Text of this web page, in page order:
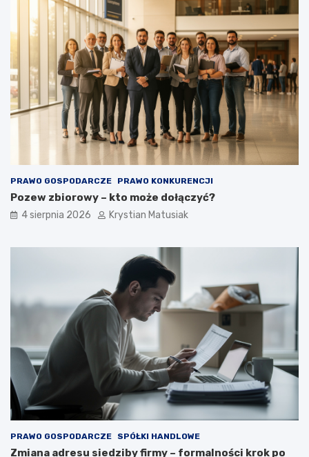
PRAWO GOSPODARCZE PRAWO KONKURENCJI
Pozew zbiorowy – kto może dołączyć?
4 sierpnia 2026 Krystian Matusiak
PRAWO GOSPODARCZE SPÓŁKI HANDLOWE
Zmiana adresu siedziby firmy – formalności krok po